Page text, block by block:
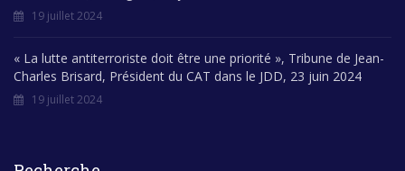
19 juillet 2024
« La lutte antiterroriste doit être une priorité », Tribune de Jean-
Charles Brisard, Président du CAT dans le JDD, 23 juin 2024
19 juillet 2024